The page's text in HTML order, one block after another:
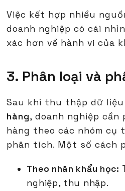
Việc kết hợp nhiều
doanh nghiệp có cái
xác hơn về hành vi của
3. Phân loại và
Sau khi thu thập dữ liệu
hàng, doanh nghiệp cần
hàng theo các nhóm cụ
phân tích. Một số cách
Theo nhân khẩu học:
nghiệp, thu nhập.